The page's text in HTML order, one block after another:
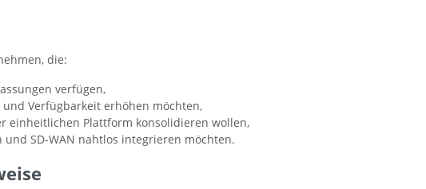
die:
verfügen,
Verfügbarkeit erhöhen möchten,
einheitlichen Plattform konsolidieren wollen,
SD-WAN nahtlos integrieren möchten.